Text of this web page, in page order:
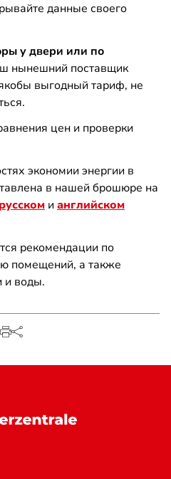
данные своего
у двери или по
нынешний поставщик
выгодный тариф, не
цен и проверки
экономии энергии в
в нашей брошюре на
русском и английском
рекомендации по
помещений, а также
и воды.